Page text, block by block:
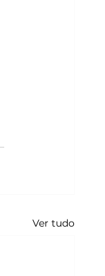
Ver tudo